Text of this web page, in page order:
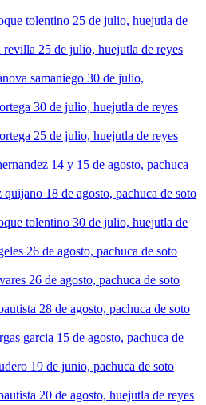
tolentino 25 de julio, huejutla de
revilla 25 de julio, huejutla de reyes
samaniego 30 de julio,
30 de julio, huejutla de reyes
25 de julio, huejutla de reyes
14 y 15 de agosto, pachuca
18 de agosto, pachuca de soto
tolentino 30 de julio, huejutla de
26 de agosto, pachuca de soto
26 de agosto, pachuca de soto
28 de agosto, pachuca de soto
garcia 15 de agosto, pachuca de
19 de junio, pachuca de soto
20 de agosto, huejutla de reyes